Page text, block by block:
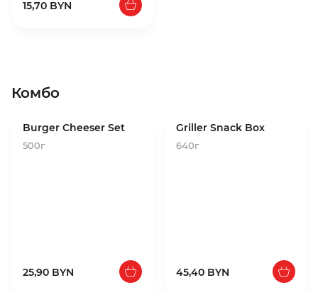
15,70 BYN
Комбо
Burger Cheeser Set
500г
25,90 BYN
Griller Snack Box
640г
45,40 BYN